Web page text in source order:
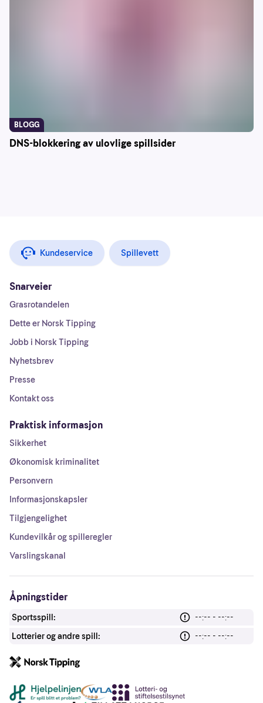
DNS-blokkering av ulovlige spillsider
BLOGG
Kundeservice Spillevett
Snarveier
Grasrotandelen
Dette er Norsk Tipping
Jobb i Norsk Tipping
Nyhetsbrev
Presse
Kontakt oss
Praktisk informasjon
Sikkerhet
Økonomisk kriminalitet
Personvern
Informasjonskapsler
Tilgjengelighet
Kundevilkår og spilleregler
Varslingskanal
Åpningstider
Sportsspill:
--:-- - --:--
Lotterier og andre spill:
--:-- - --:--
Andre lenker